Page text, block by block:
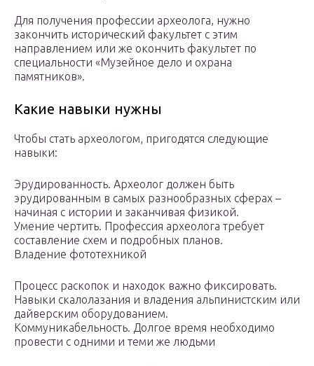
Для получения профессии археолога, нужно
закончить исторический факультет с этим
направлением или же окончить факультет по
специальности «Музейное дело и охрана
памятников».
Какие навыки нужны
Чтобы стать археологом, пригодятся следующие
навыки:
Эрудированность. Археолог должен быть
эрудированным в самых разнообразных сферах –
начиная с истории и заканчивая физикой.
Умение чертить. Профессия археолога требует
составление схем и подробных планов.
Владение фототехникой
Процесс раскопок и находок важно фиксировать.
Навыки скалолазания и владения альпинистским или
дайверским оборудованием.
Коммуникабельность. Долгое время необходимо
провести с одними и теми же людьми